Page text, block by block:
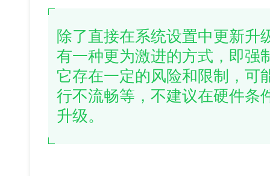
除了直接在系统设置中更新升
有一种更为激进的方式，即强
它存在一定的风险和限制，可
行不流畅等，不建议在硬件条
升级。